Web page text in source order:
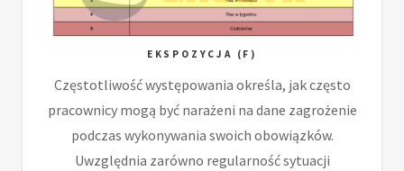
EKSPOZYCJA (F)
Częstotliwość występowania określa, jak często
pracownicy mogą być narażeni na dane zagrożenie
podczas wykonywania swoich obowiązków.
Uwzględnia zarówno regularność sytuacji